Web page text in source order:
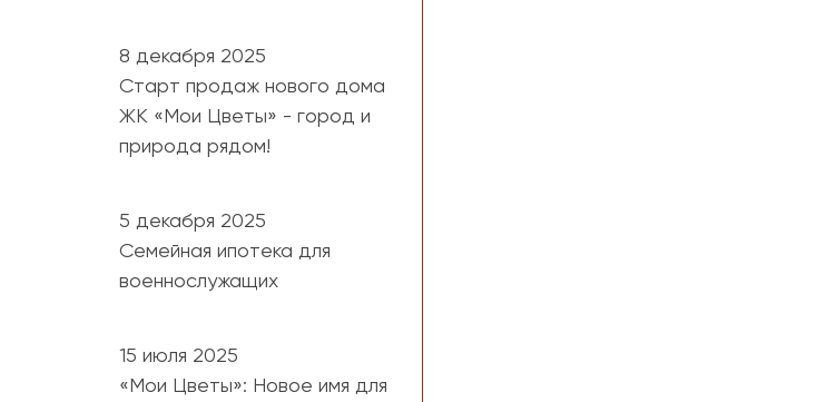
8 декабря 2025
Старт продаж нового дома
ЖК «Мои Цветы» - город и
природа рядом!
5 декабря 2025
Семейная ипотека для
военнослужащих
15 июля 2025
«Мои Цветы»: Новое имя для